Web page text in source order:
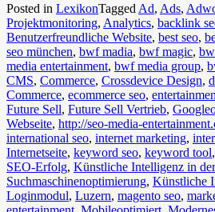
Posted in LexikonTagged Ad, Ads,
Projektmonitoring, Analytics, backlink
Benutzerfreundliche Website, best seo,
seo münchen, bwf madia, bwf magic,
media entertainment, bwf media group,
CMS, Commerce, Crossdevice Design,
Commerce, ecommerce seo,
Future Sell, Future Sell Vertrieb,
Webseite, http://seo-media-
international seo, internet marketing,
Internetseite, keyword seo, keyword tool,
SEO-Erfolg, Künstliche Intelligenz in der
Suchmaschinenoptimierung, Künstliche
Loginmodul, Luzern, magento seo,